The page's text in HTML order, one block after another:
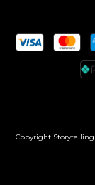
Copyright Storytelling